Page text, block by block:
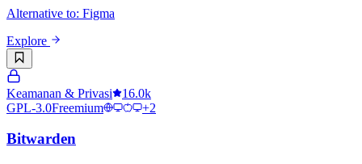
Alternative to: Figma
Explore
Keamanan & Privasi
16.0k
GPL-3.0Freemium +2
Bitwarden